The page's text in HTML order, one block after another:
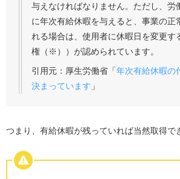
与えなければなりません。ただし、労
に年次有給休暇を与えると、事業の正
れる場合は、使用者に休暇日を変更す
権（ ※ ））が認められています。
引用元：厚生労働省「年次有給休暇の
決まっています 」
つまり、有給休暇が残っていれば当然取得で